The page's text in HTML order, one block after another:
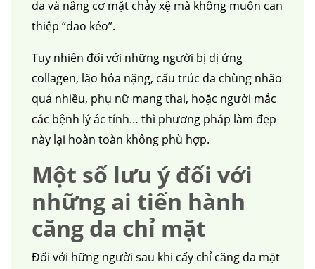
căng da mặt nâng mũi cấu trúc cắt mí
đặt túi ngực
nâng ngực hút mỡ cấy mỡ trẻ hóa da
da và nâng cơ mặt chảy xệ mà không muốn can
thiệp “dao kéo”.
Tuy nhiên đối với những người bị dị ứng
collagen, lão hóa nặng, cấu trúc da chùng nhão
quá nhiều, phụ nữ mang thai, hoặc người mắc
các bệnh lý ác tính… thì phương pháp làm đẹp
này lại hoàn toàn không phù hợp.
Một số lưu ý đối với
những ai tiến hành
căng da chỉ mặt
Đối với hững người sau khi cấy chỉ căng da mặt